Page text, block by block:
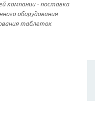
компании - поставка
оборудования
таблеток